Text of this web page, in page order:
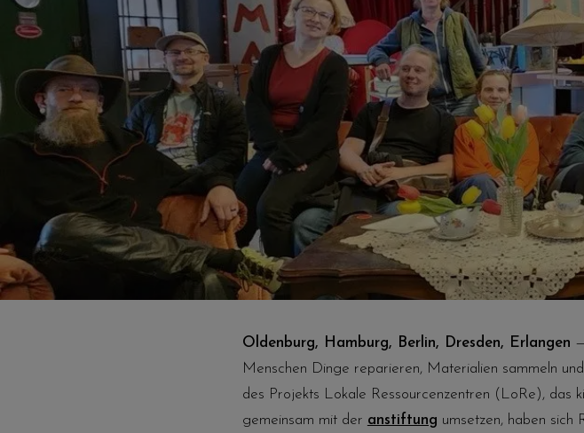
Oldenburg, Hamburg, Berlin, Dresden, Erlangen
Menschen Dinge reparieren, Materialien sammeln
des Projekts Lokale Ressourcenzentren (LoRe),
gemeinsam mit der anstiftung umsetzen, haben sich